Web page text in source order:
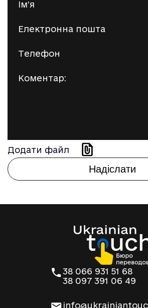
Додати файл
38 066 931 51 68
38 097 391 06 49